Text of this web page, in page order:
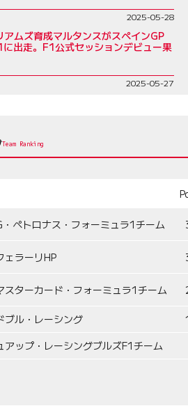
2025-05-28
アムズ育成マルタンスがスペインGP
に出走。F1公式セッションデビュー果
2025-05-27
Team Ranking
ペトロナス・フォーミュラ1チーム
ェラーリHP
スターカード・フォーミュラ1チーム
ブル・レーシング
アップ・レーシングブルズF1チーム